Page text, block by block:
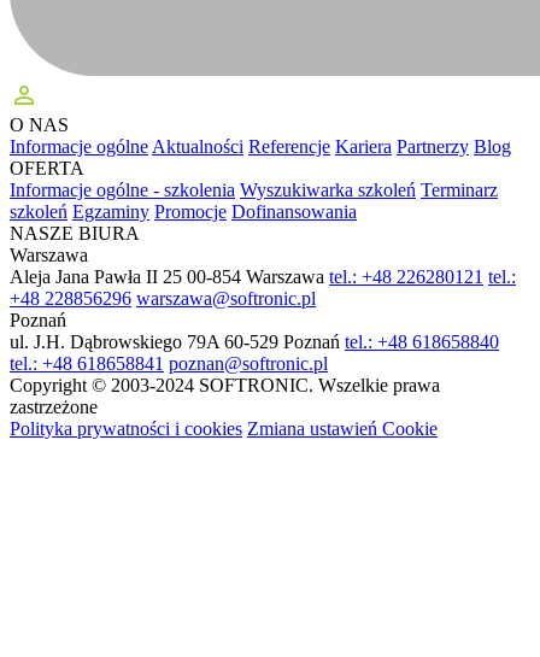
perm_identity
O NAS
Informacje ogólne Aktualności Referencje Kariera Partnerzy Blog
OFERTA
Informacje ogólne - szkolenia Wyszukiwarka szkoleń Terminarz
szkoleń Egzaminy Promocje Dofinansowania
NASZE BIURA
Warszawa
Aleja Jana Pawła II 25 00-854 Warszawa tel.: +48 226280121 tel.:
+48 228856296 warszawa@softronic.pl
Poznań
ul. J.H. Dąbrowskiego 79A 60-529 Poznań tel.: +48 618658840
tel.: +48 618658841 poznan@softronic.pl
Copyright © 2003-2024 SOFTRONIC. Wszelkie prawa
zastrzeżone
Polityka prywatności i cookies Zmiana ustawień Cookie